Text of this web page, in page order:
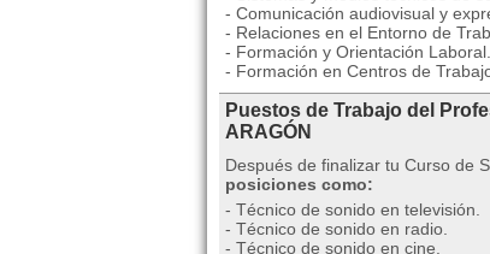
- Comunicación audiovisual y
- Relaciones en el Entorno de
- Formación y Orientación Laboral.
- Formación en Centros de Trabajo
Puestos de Trabajo del
ARAGÓN
Después de finalizar tu Curso de
posiciones como:
- Técnico de sonido en televisión.
- Técnico de sonido en radio.
- Técnico de sonido en cine.